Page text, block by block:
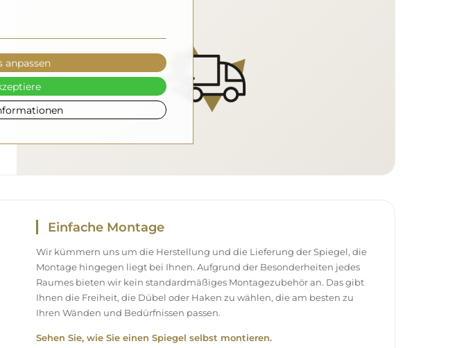
Einfache Montage
Wir kümmern uns um die Herstellung und die Lieferung der Spiegel, die
Montage hingegen liegt bei Ihnen. Aufgrund der Besonderheiten jedes
Raumes bieten wir kein standardmäßiges Montagezubehör an. Das gibt
Ihnen die Freiheit, die Dübel oder Haken zu wählen, die am besten zu
Ihren Wänden und Bedürfnissen passen.
Sehen Sie, wie Sie einen Spiegel selbst montieren.
anpassen